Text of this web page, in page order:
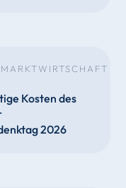
Kosten des
2026